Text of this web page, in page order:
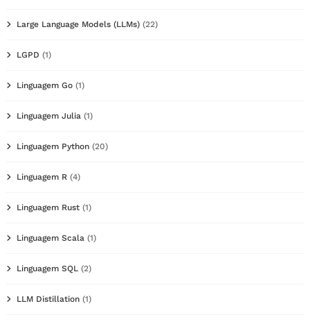
Large Language Models (LLMs) (22)
LGPD (1)
Linguagem Go (1)
Linguagem Julia (1)
Linguagem Python (20)
Linguagem R (4)
Linguagem Rust (1)
Linguagem Scala (1)
Linguagem SQL (2)
LLM Distillation (1)